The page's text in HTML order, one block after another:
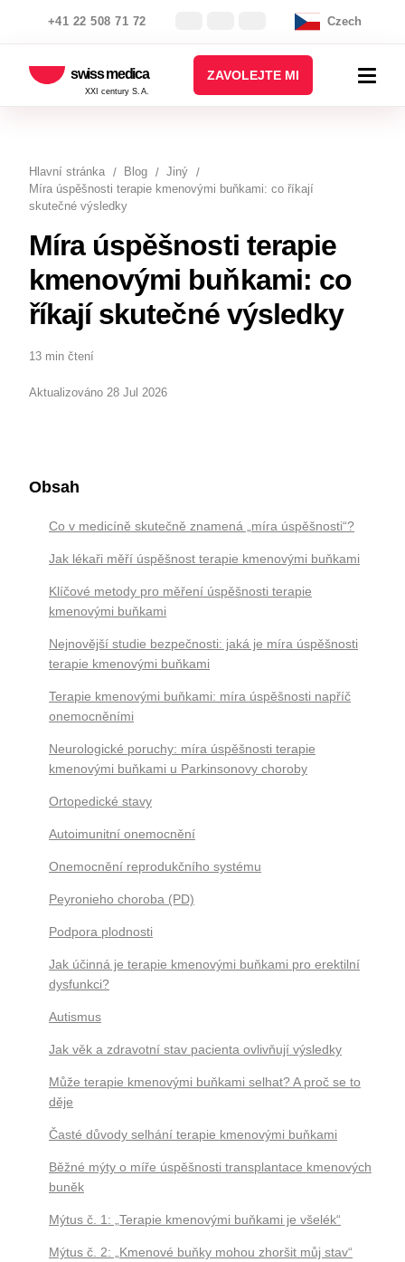
+41 22 508 71 72 Czech
swiss medica
XXI century S.A.
ZAVOLEJTE MI
Hlavní stránka Blog
Jiný
Míra úspěšnosti terapie kmenovými buňkami: сo říkají
skutečné výsledky
Míra úspěšnosti terapie
kmenovými buňkami: сo
říkají skutečné výsledky
13 min čtení
Aktualizováno 28 Jul 2026
Obsah
Co v medicíně skutečně znamená „míra úspěšnosti“?
Jak lékaři měří úspěšnost terapie kmenovými buňkami
Klíčové metody pro měření úspěšnosti terapie
kmenovými buňkami
Nejnovější studie bezpečnosti: jaká je míra úspěšnosti
terapie kmenovými buňkami
Terapie kmenovými buňkami: míra úspěšnosti napříč
onemocněními
Neurologické poruchy: míra úspěšnosti terapie
kmenovými buňkami u Parkinsonovy choroby
Ortopedické stavy
Autoimunitní onemocnění
Onemocnění reprodukčního systému
Peyronieho choroba (PD)
Podpora plodnosti
Jak účinná je terapie kmenovými buňkami pro erektilní
dysfunkci?
Autismus
Jak věk a zdravotní stav pacienta ovlivňují výsledky
Může terapie kmenovými buňkami selhat? A proč se to
děje
Časté důvody selhání terapie kmenovými buňkami
Běžné mýty o míře úspěšnosti transplantace kmenových
buněk
Mýtus č. 1: „Terapie kmenovými buňkami je všelék“
Mýtus č. 2: „Kmenové buňky mohou zhoršit můj stav“